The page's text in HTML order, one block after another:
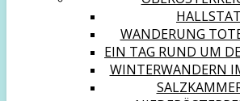
WANDERUNG
EIN TAG RUND UM
WINTERWANDERN